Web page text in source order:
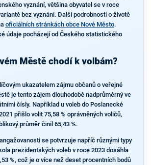
vyznání, většina obyvatel se v roce
bez vyznání. Další podrobnosti o životě
oficiálních stránkách obce Nové Město.
údaje pocházejí od Českého statistického
Městě chodí k volbám?
ukazatelem zájmu občanů o veřejné
je tento zájem dlouhodobě nadprůměrný ve
čísly. Například u voleb do Poslanecké
přišlo volit 75,58 % oprávněných voličů,
průměr činil 65,43 %.
se potvrzuje napříč různými typy
prezidentských voleb v roce 2023 dosáhla
%, což je o více než deset procentních bodů